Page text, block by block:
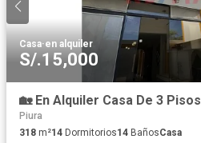
Casa·en alquiler
S/.15,000
Piura
318 m²14 Dormitorios14 BañosCasa